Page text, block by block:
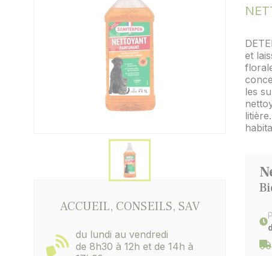
ACCUEIL, CONSEILS, SAV
du lundi au vendredi
de 8h30 à 12h et de 14h à
et
les